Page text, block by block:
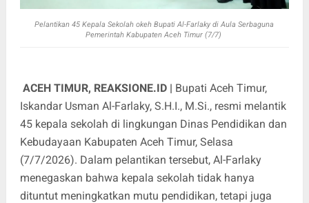
Pelantikan 45 Kepala Sekolah okeh Bupati Al-Farlaky di Aula Serbaguna
Pemerintah Kabupaten Aceh Timur (7/7)
ACEH TIMUR, REAKSIONE.ID | Bupati Aceh Timur,
Iskandar Usman Al-Farlaky, S.H.I., M.Si., resmi melantik
45 kepala sekolah di lingkungan Dinas Pendidikan dan
Kebudayaan Kabupaten Aceh Timur, Selasa
(7/7/2026). Dalam pelantikan tersebut, Al-Farlaky
menegaskan bahwa kepala sekolah tidak hanya
dituntut meningkatkan mutu pendidikan, tetapi juga